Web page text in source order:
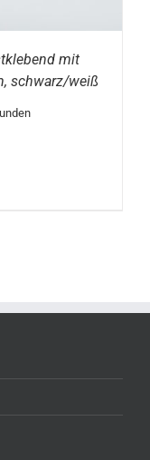
mit
schwarz/weiß